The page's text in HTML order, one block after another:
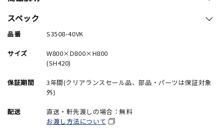
スペック
品番 S3508-40VK
サイズ
W800×D800×H800
(SH420)
保証期間
3年間(クリアランスセール品、部品・パーツは保証対象
外)
配送
直送・軒先渡しの場合：無料
お渡し方法について